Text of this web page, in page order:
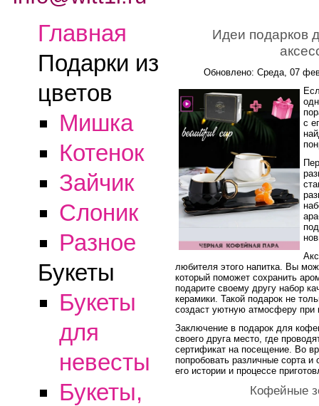
Главная
Подарки из
цветов
Мишка
Котенок
Зайчик
Слоник
Разное
Букеты
Букеты
для
невесты
Букеты,
Идеи подарков
Обновлено: Среда, 07
с
любителя этого напитка. Вы
который поможет сохранить
подарите своему другу набор
керамики. Такой подарок не
создаст уютную атмосферу
Заключение в подарок для
своего друга место, где
сертификат на посещение. Во
попробовать различные сорта и
его истории и процессе
Кофейные